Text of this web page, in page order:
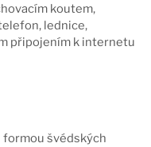
koutem,
lednice,
připojením k internetu
formou švédských